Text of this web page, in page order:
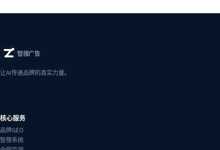
智搜广告
让AI传递品牌的真实力量。
核心服务
品牌GEO
智搜系统